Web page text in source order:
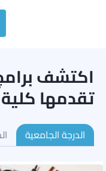
اكتشف
تقدمها
الدرجة الجامعية